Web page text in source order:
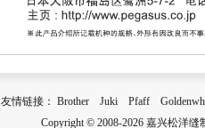
友情链接： Brother Juki Pfaff
Copyright © 2008-2026 嘉兴松洋缝